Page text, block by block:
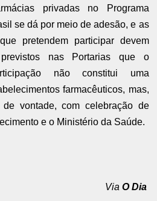
privadas no Programa
se dá por meio de adesão, e as
pretendem participar devem
nas Portarias que o
não constitui uma
farmacêuticos, mas,
vontade, com celebração de
e o Ministério da Saúde.
Via O Dia